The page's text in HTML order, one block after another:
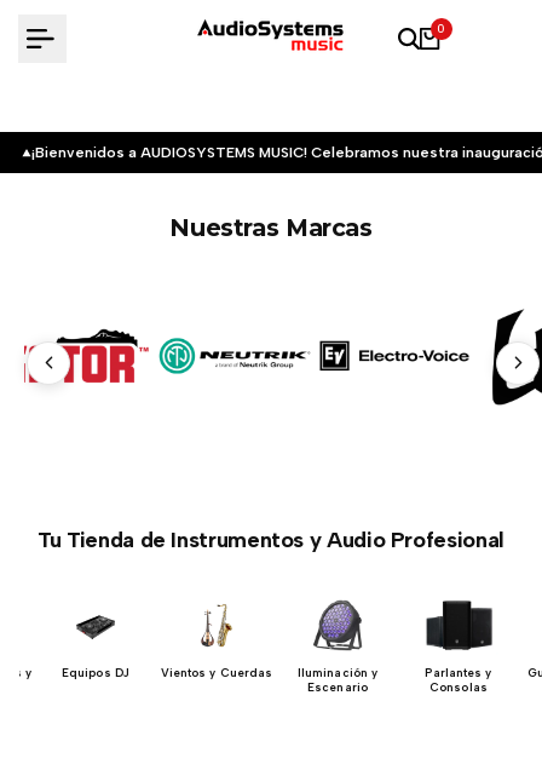
0
¡Bienvenidos a AUDIOSYSTEMS MUSIC! Celebramos nuestra
Nuestras Marcas
Tu Tienda de Instrumentos y Audio Profesional
y
Equipos DJ Vientos y Cuerdas
Iluminación y
Escenario
Parlantes y
Consolas